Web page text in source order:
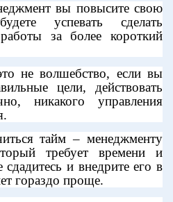
вы повысите свою
успевать сделать
за более короткий
не волшебство, если вы
цели, действовать
никакого управления
тайм – менеджменту
требует времени и
и внедрите его в
гораздо проще.